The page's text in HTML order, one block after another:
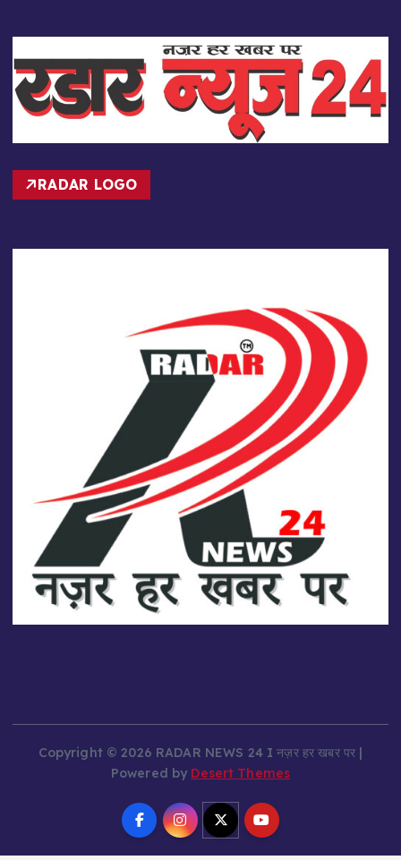
RADAR LOGO
Copyright © 2026 RADAR NEWS 24 I नज़र हर खबर पर |
Powered by Desert Themes